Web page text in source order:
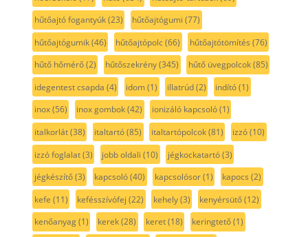
hűtőajtó fogantyúk(23) hűtőajtógumi (77)
hűtőajtógumik(46) hűtőajtópolc(66) hűtőajtótömítés (76)
hűtő hőmérő(2) hűtőszekrény(345) hűtő üvegpolcok(85)
idegentest csapda (4) idom(1) illatrúd(2) indító(1)
inox(56) inox gombok(42) ionizáló kapcsoló(1)
italkorlát(38) italtartó(85) italtartópolcok(81) izzó(10)
izzó foglalat(3) jobb oldali (10) jégkockatartó(3)
jégkészítő(3) kapcsoló(40) kapcsolósor(1) kapocs (2)
kefe (11) kefésszívófej (22) kehely(3) kenyérsütő(12)
kenőanyag(1) kerek(28) keret(18) keringtető(1)